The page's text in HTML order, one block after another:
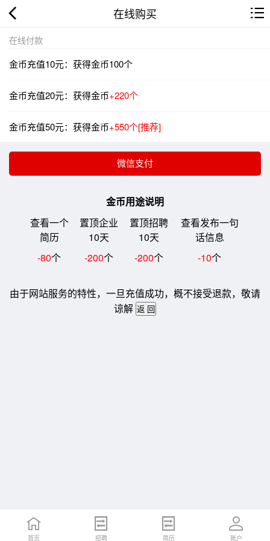
在线购买
在线付款
金币充值10元：获得金币100个
金币充值20元：获得金币+220个
金币充值50元：获得金币+550个[推荐]
金币用途说明
查看一个
简历
置顶企业
10天
置顶招聘
10天
查看发布一句
话信息
-80个 -200个 -200个 -10个
由于网站服务的特性，一旦充值成功，概不接受退款，敬请
谅解
首页 招聘 简历 账户